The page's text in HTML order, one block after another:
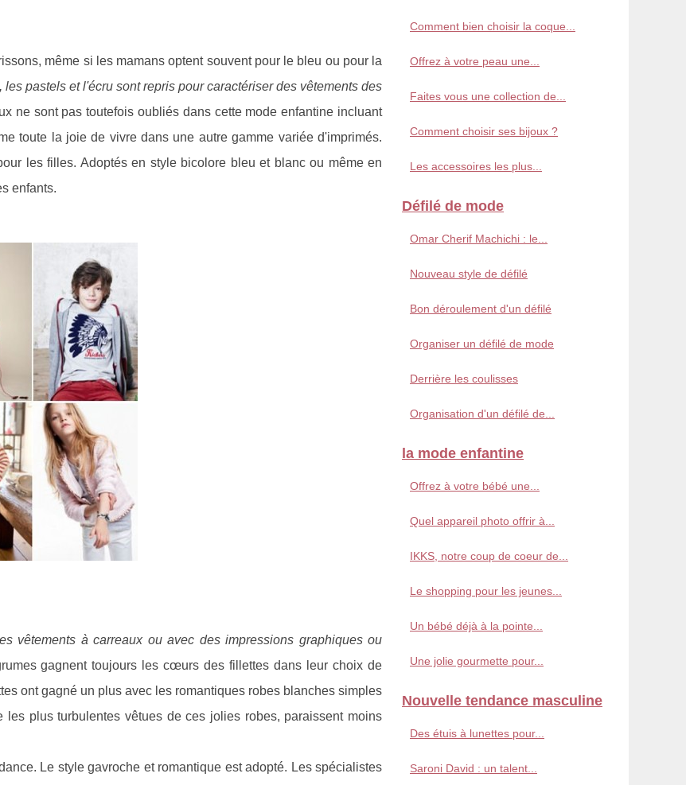
même si les mamans optent souvent pour le bleu ou pour la
les pastels et l'écru sont repris pour caractériser des vêtements des
ne sont pas toutefois oubliés dans cette mode enfantine incluant
toute la joie de vivre dans une autre gamme variée d'imprimés.
les filles. Adoptés en style bicolore bleu et blanc ou même en
enfants.
vêtements à carreaux ou avec des impressions graphiques ou
gagnent toujours les cœurs des fillettes dans leur choix de
ont gagné un plus avec les romantiques robes blanches simples
plus turbulentes vêtues de ces jolies robes, paraissent moins
Le style gavroche et romantique est adopté. Les spécialistes
Comment bien choisir la coque...
Offrez à votre peau une...
Faites vous une collection de...
Comment choisir ses bijoux ?
Les accessoires les plus...
Défilé de mode
Omar Cherif Machichi : le...
Nouveau style de défilé
Bon déroulement d'un défilé
Organiser un défilé de mode
Derrière les coulisses
Organisation d'un défilé de...
la mode enfantine
Offrez à votre bébé une...
Quel appareil photo offrir à...
IKKS, notre coup de coeur de...
Le shopping pour les jeunes...
Un bébé déjà à la pointe...
Une jolie gourmette pour...
Nouvelle tendance masculine
Des étuis à lunettes pour...
Saroni David : un talent...